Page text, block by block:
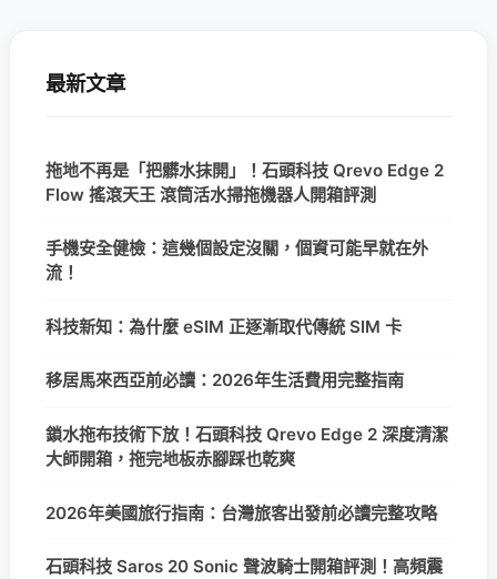
最新文章
拖地不再是「把髒水抹開」！石頭科技 Qrevo Edge 2
Flow 搖滾天王 滾筒活水掃拖機器人開箱評測
手機安全健檢：這幾個設定沒關，個資可能早就在外
流！
科技新知：為什麼 eSIM 正逐漸取代傳統 SIM 卡
移居馬來西亞前必讀：2026年生活費用完整指南
鎖水拖布技術下放！石頭科技 Qrevo Edge 2 深度清潔
大師開箱，拖完地板赤腳踩也乾爽
2026年美國旅行指南：台灣旅客出發前必讀完整攻略
石頭科技 Saros 20 Sonic 聲波騎士開箱評測！高頻震